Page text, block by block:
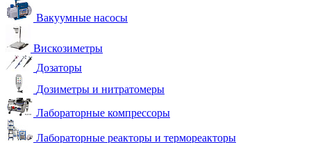
Вакуумные насосы
Вискозиметры
Дозаторы
Дозиметры и нитратомеры
Лабораторные компрессоры
Лабораторные реакторы и термореакторы